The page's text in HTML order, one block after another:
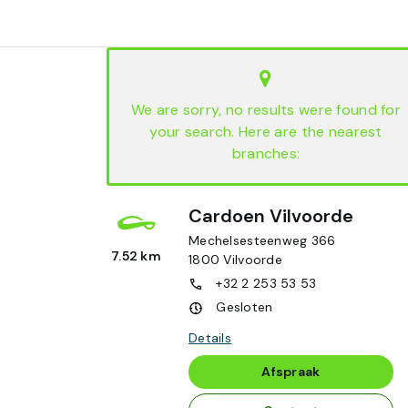
We are sorry, no results were found for
your search. Here are the nearest
branches:
7.52 km
Cardoen Vilvoorde
Mechelsesteenweg 366
1800Vilvoorde
+32 2 253 53 53
Gesloten
Details
Afspraak